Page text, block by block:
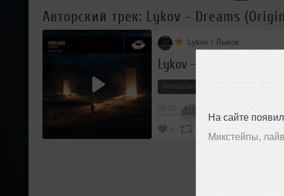
На сайте
Микстейпы,
Авторский трек: Lykov - Dreams
Lykov / Лыков
Lykov - Dreams (Original
Авторский трек